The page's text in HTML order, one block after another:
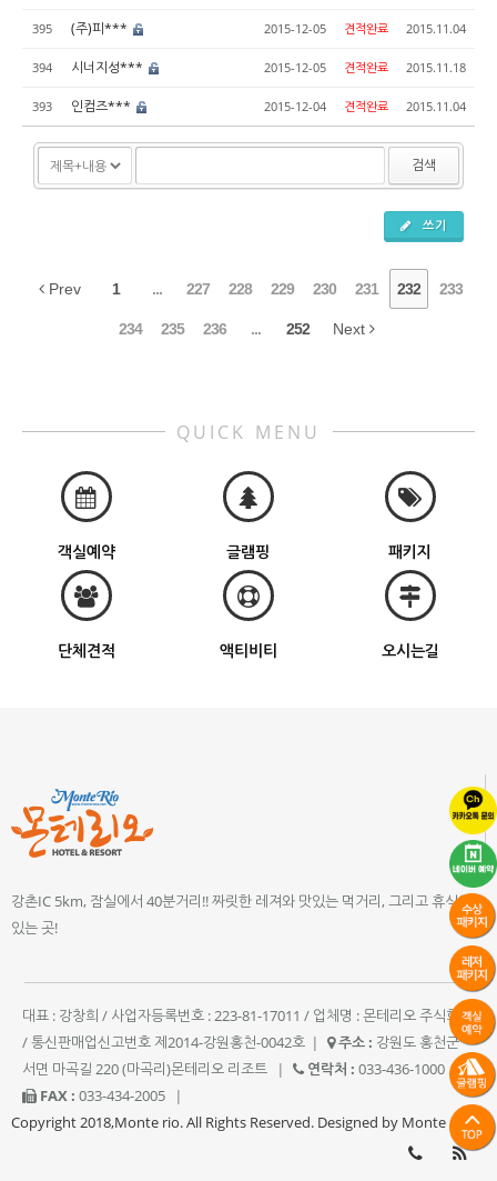
395 (주)피*** 2015-12-05 견적완료 2015.11.04
394 시너지성*** 2015-12-05 견적완료 2015.11.18
393 인컴즈*** 2015-12-04 견적완료 2015.11.04
검색
쓰기
Prev 1 ... 227 228 229 230 231 232 233
234 235 236 ... 252 Next
QUICK MENU
객실예약 글램핑 패키지
단체견적 액티비티 오시는길
강촌IC 5km, 잠실에서 40분거리!! 짜릿한 레져와 맛있는 먹거리, 그리고 휴식이
있는 곳!
대표 : 강창희 / 사업자등록번호 : 223-81-17011 / 업체명 : 몬테리오 주식회사
/ 통신판매업신고번호 제2014-강원홍천-0042호 | 주소 : 강원도 홍천군
서면 마곡길 220 (마곡리)몬테리오 리조트
| 연락처 : 033-436-1000
|
FAX : 033-434-2005
|
Copyright 2018,Monte rio. All Rights Reserved. Designed by Monte rio.